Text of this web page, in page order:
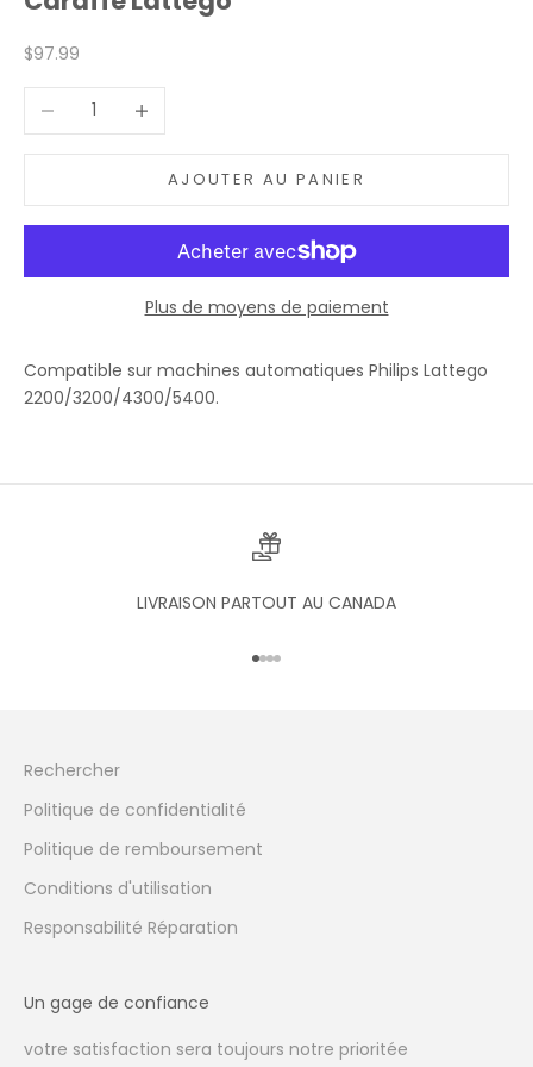
Prix de vente
$97.99
Diminuer la quantitéAugmenter la quantité
AJOUTER AU PANIER
Plus de moyens de paiement
Compatible sur machines automatiques Philips Lattego
2200/3200/4300/5400.
LIVRAISON PARTOUT AU CANADA
Aller à l'élément 1
Aller à l'élément 2
Aller à l'élément 3
Aller à l'élément 4
Rechercher
Politique de confidentialité
Politique de remboursement
Conditions d'utilisation
Responsabilité Réparation
Un gage de confiance
votre satisfaction sera toujours notre prioritée